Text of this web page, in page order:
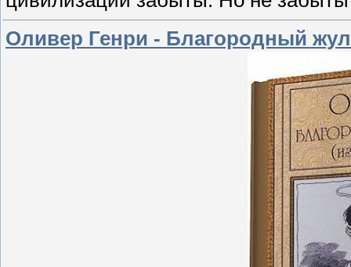
Оливер Генри - Благородный